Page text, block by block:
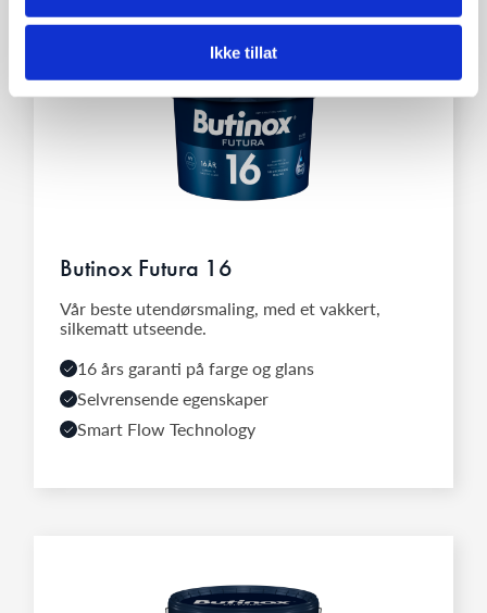
Ikke tillat
Butinox Futura 16
Vår beste utendørsmaling, med et vakkert,
silkematt utseende.
16 års garanti på farge og glans
Selvrensende egenskaper
Smart Flow Technology